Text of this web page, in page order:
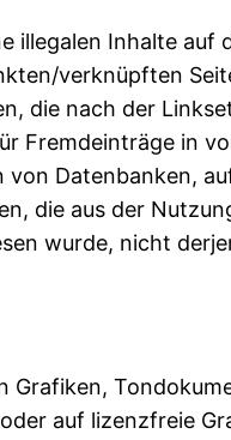
Inhalte
verknüpften
die nach der
Fremdeinträge in
Datenbanken,
die aus der
wurde, nicht
auf lizenzfreie